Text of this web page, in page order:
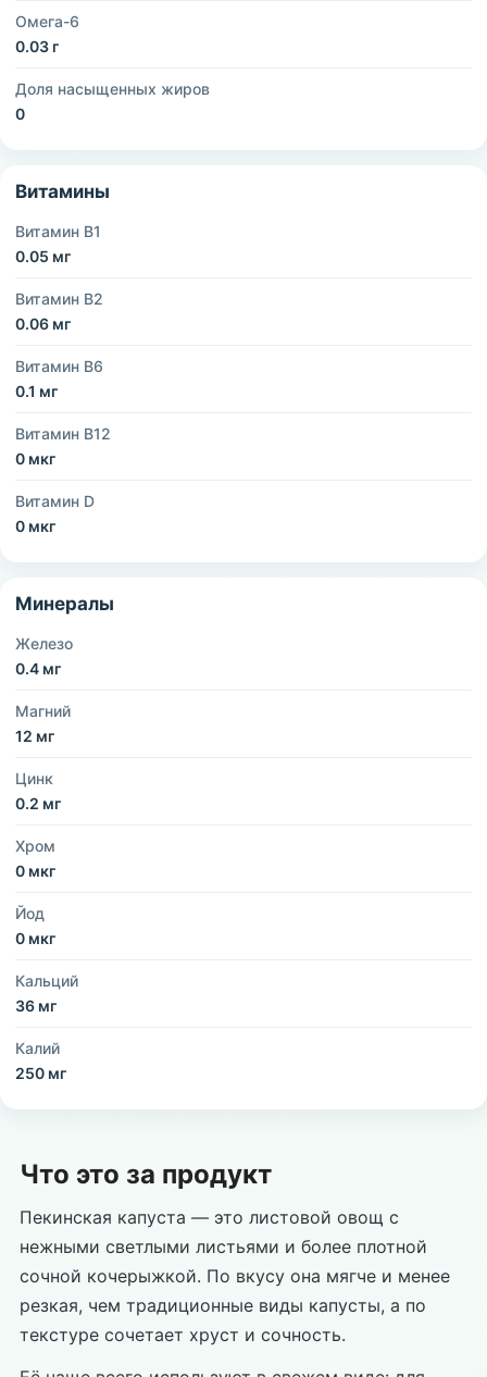
Омега-6
0.03 г
Доля насыщенных жиров
0
Витамины
Витамин B1
0.05 мг
Витамин B2
0.06 мг
Витамин B6
0.1 мг
Витамин B12
0 мкг
Витамин D
0 мкг
Минералы
Железо
0.4 мг
Магний
12 мг
Цинк
0.2 мг
Хром
0 мкг
Йод
0 мкг
Кальций
36 мг
Калий
250 мг
Что это за продукт
Пекинская капуста — это листовой овощ с
нежными светлыми листьями и более плотной
сочной кочерыжкой. По вкусу она мягче и менее
резкая, чем традиционные виды капусты, а по
текстуре сочетает хруст и сочность.